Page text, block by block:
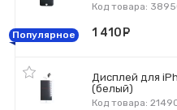
Код товара:
Популярное 1 410
Дисплей для
(белый)
Код товара: